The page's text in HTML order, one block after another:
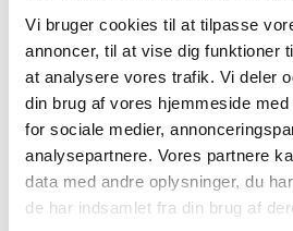
Vi bruger cookies til at tilpasse
annoncer, til at vise dig funktioner
at analysere vores trafik. Vi deler
din brug af vores hjemmeside
for sociale medier,
analysepartnere. Vores partnere
data med andre oplysninger, du
de har indsamlet fra din brug af
2023 (49)
2022 (35)
2021 (23)
november (2)
oktober (2)
september (5)
august (2)
juni (1)